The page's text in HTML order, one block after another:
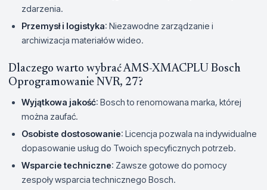
zdarzenia.
Przemysł i logistyka: Niezawodne zarządzanie i
archiwizacja materiałów wideo.
Dlaczego warto wybrać AMS-XMACPLU Bosch
Oprogramowanie NVR, 27?
Wyjątkowa jakość: Bosch to renomowana marka, której
można zaufać.
Osobiste dostosowanie: Licencja pozwala na indywidualne
dopasowanie usług do Twoich specyficznych potrzeb.
Wsparcie techniczne: Zawsze gotowe do pomocy
zespoły wsparcia technicznego Bosch.